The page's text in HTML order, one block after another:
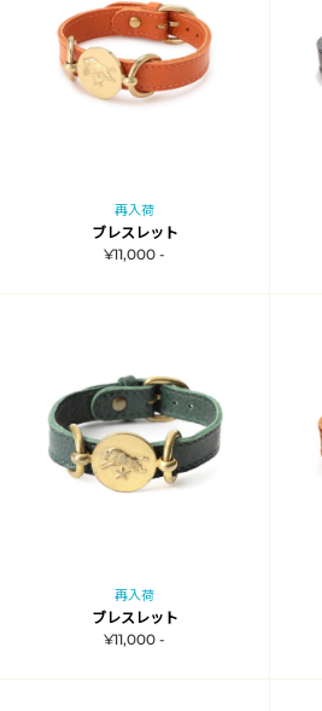
再入荷
ブレスレット
¥11,000 -
再入荷
ブレスレット
¥11,000 -